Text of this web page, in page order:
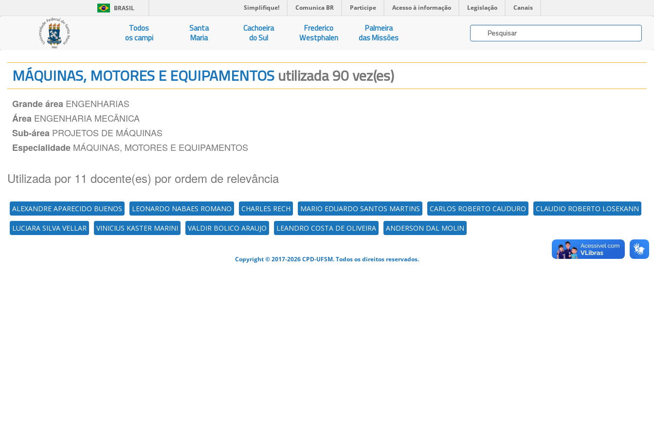
BRASIL Simplifique! Comunica BR Participe Acesso à informação Legislação Canais
Todos
os campi
Santa
Maria
Cachoeira
do Sul
Frederico
Westphalen
Palmeira
das Missões
MÁQUINAS, MOTORES E EQUIPAMENTOSutilizada 90 vez(es)
Grande área ENGENHARIAS
Área ENGENHARIA MECÂNICA
Sub-área PROJETOS DE MÁQUINAS
Especialidade MÁQUINAS, MOTORES E EQUIPAMENTOS
Utilizada por 11 docente(es) por ordem de relevância
ALEXANDRE APARECIDO BUENOS LEONARDO NABAES ROMANO CHARLES RECH MARIO EDUARDO SANTOS MARTINS CARLOS ROBERTO CAUDURO CLAUDIO ROBERTO LOSEKANN
LUCIARA SILVA VELLAR VINICIUS KASTER MARINI VALDIR BOLICO ARAUJO LEANDRO COSTA DE OLIVEIRA ANDERSON DAL MOLIN
Copyright © 2017-2026 CPD-UFSM. Todos os direitos reservados.